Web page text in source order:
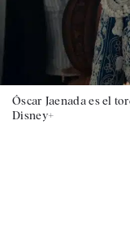
Óscar Jaenada es el
Disney+